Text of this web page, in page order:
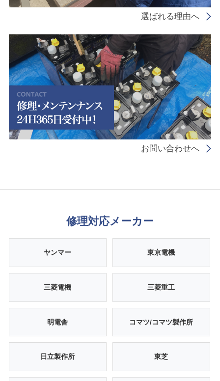
選ばれる理由へ
お問い合わせへ
修理対応メーカー
ヤンマー 東京電機
三菱電機 三菱重工
明電舎 コマツ/コマツ製作所
日立製作所 東芝